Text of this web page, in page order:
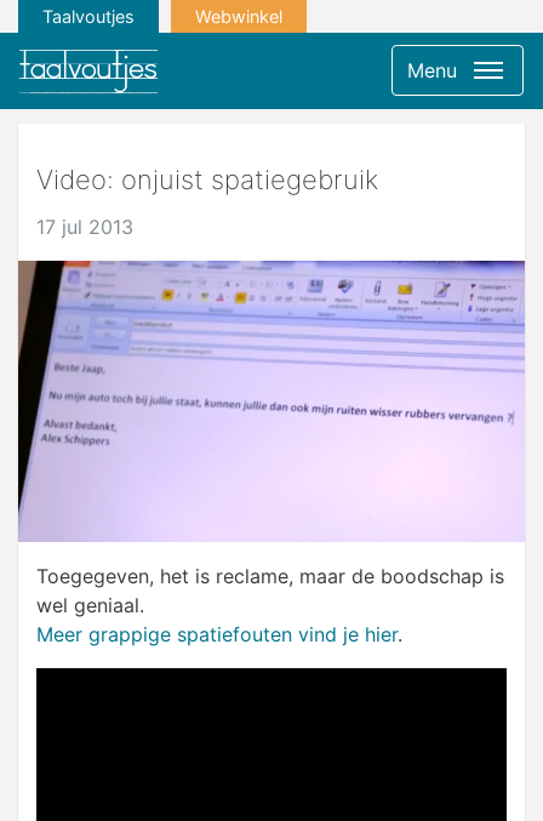
Taalvoutjes Webwinkel
Menu
Video: onjuist spatiegebruik
17 jul 2013
Toegegeven, het is reclame, maar de boodschap is
wel geniaal.
Meer grappige spatiefouten vind je hier.